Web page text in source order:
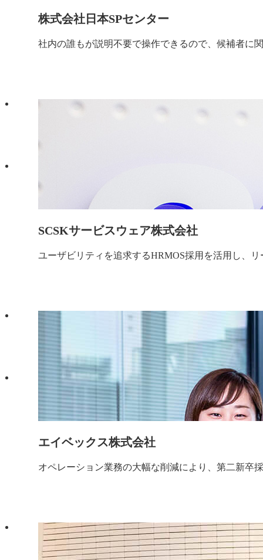
株式会社日本SPセンター
社内の誰もが説明不要で操作できるので、候補者に
SCSKサービスウェア株式会社
ユーザビリティを追求するHRMOS採用を活用し、
エイベックス株式会社
オペレーション業務の大幅な削減により、第二新卒